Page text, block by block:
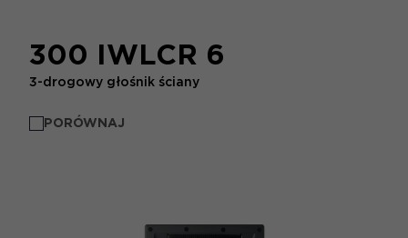
300 IWLCR 6
3-drogowy głośnik ściany
PORÓWNAJ